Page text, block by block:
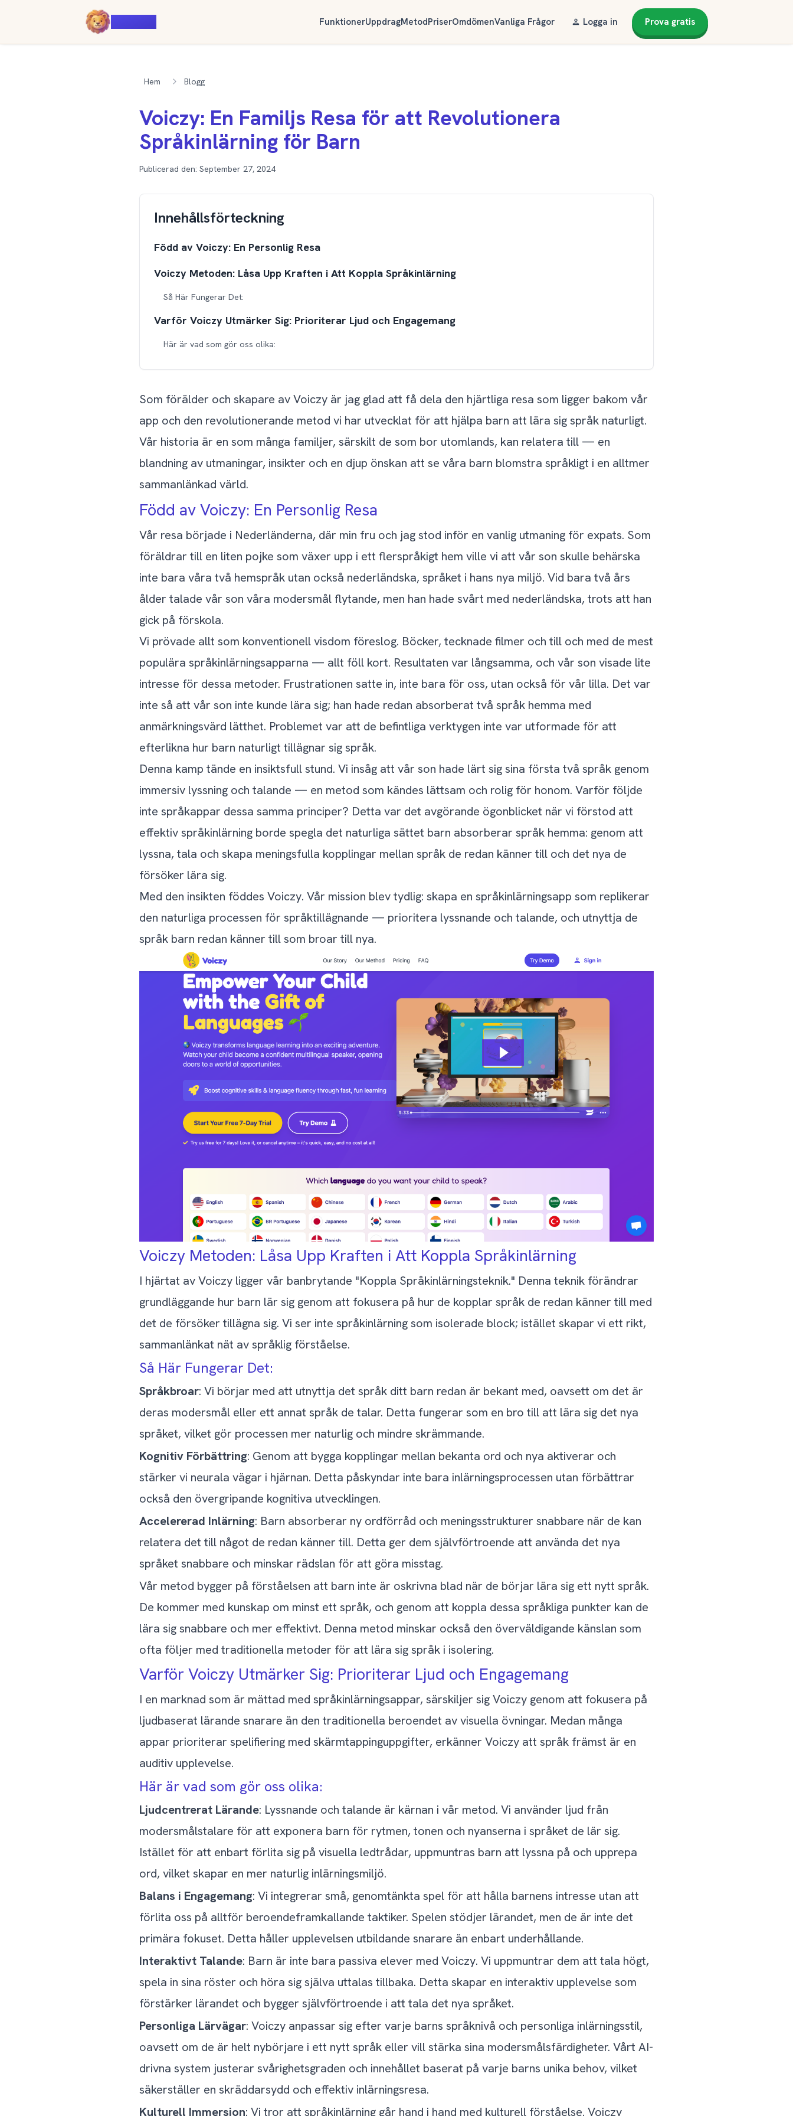
FunktionerUppdragMetodPriserOmdömenVanliga Frågor Logga in Prova gratis
Hem Blogg
Voiczy: En Familjs Resa för att Revolutionera
Språkinlärning för Barn
Publicerad den: September 27, 2024
Innehållsförteckning
Född av Voiczy: En Personlig Resa
Voiczy Metoden: Låsa Upp Kraften i Att Koppla Språkinlärning
Så Här Fungerar Det:
Varför Voiczy Utmärker Sig: Prioriterar Ljud och Engagemang
Här är vad som gör oss olika:
Vetenskapen Bakom Korta, Fokuserade Sessioner
En Familjeägd, Passiondriven Premiumprodukt
Kontinuerlig Innovation: En Produkt som Växer med Ditt Barn
Voiczy för Alla Åldrar
Varför Gå Med i Voiczy-familjen?
Som förälder och skapare av Voiczy är jag glad att få dela den hjärtliga resa som ligger bakom vår
app och den revolutionerande metod vi har utvecklat för att hjälpa barn att lära sig språk naturligt.
Vår historia är en som många familjer, särskilt de som bor utomlands, kan relatera till — en
blandning av utmaningar, insikter och en djup önskan att se våra barn blomstra språkligt i en alltmer
sammanlänkad värld.
Född av Voiczy: En Personlig Resa
Vår resa började i Nederländerna, där min fru och jag stod inför en vanlig utmaning för expats. Som
föräldrar till en liten pojke som växer upp i ett flerspråkigt hem ville vi att vår son skulle behärska
inte bara våra två hemspråk utan också nederländska, språket i hans nya miljö. Vid bara två års
ålder talade vår son våra modersmål flytande, men han hade svårt med nederländska, trots att han
gick på förskola.
Vi prövade allt som konventionell visdom föreslog. Böcker, tecknade filmer och till och med de mest
populära språkinlärningsapparna — allt föll kort. Resultaten var långsamma, och vår son visade lite
intresse för dessa metoder. Frustrationen satte in, inte bara för oss, utan också för vår lilla. Det var
inte så att vår son inte kunde lära sig; han hade redan absorberat två språk hemma med
anmärkningsvärd lätthet. Problemet var att de befintliga verktygen inte var utformade för att
efterlikna hur barn naturligt tillägnar sig språk.
Denna kamp tände en insiktsfull stund. Vi insåg att vår son hade lärt sig sina första två språk genom
immersiv lyssning och talande — en metod som kändes lättsam och rolig för honom. Varför följde
inte språkappar dessa samma principer? Detta var det avgörande ögonblicket när vi förstod att
effektiv språkinlärning borde spegla det naturliga sättet barn absorberar språk hemma: genom att
lyssna, tala och skapa meningsfulla kopplingar mellan språk de redan känner till och det nya de
försöker lära sig.
Med den insikten föddes Voiczy. Vår mission blev tydlig: skapa en språkinlärningsapp som replikerar
den naturliga processen för språktillägnande — prioritera lyssnande och talande, och utnyttja de
språk barn redan känner till som broar till nya.
Voiczy Metoden: Låsa Upp Kraften i Att Koppla Språkinlärning
I hjärtat av Voiczy ligger vår banbrytande "Koppla Språkinlärningsteknik." Denna teknik förändrar
grundläggande hur barn lär sig genom att fokusera på hur de kopplar språk de redan känner till med
det de försöker tillägna sig. Vi ser inte språkinlärning som isolerade block; istället skapar vi ett rikt,
sammanlänkat nät av språklig förståelse.
Så Här Fungerar Det:
Språkbroar: Vi börjar med att utnyttja det språk ditt barn redan är bekant med, oavsett om det är
deras modersmål eller ett annat språk de talar. Detta fungerar som en bro till att lära sig det nya
språket, vilket gör processen mer naturlig och mindre skrämmande.
Kognitiv Förbättring: Genom att bygga kopplingar mellan bekanta ord och nya aktiverar och
stärker vi neurala vägar i hjärnan. Detta påskyndar inte bara inlärningsprocessen utan förbättrar
också den övergripande kognitiva utvecklingen.
Accelererad Inlärning: Barn absorberar ny ordförråd och meningsstrukturer snabbare när de kan
relatera det till något de redan känner till. Detta ger dem självförtroende att använda det nya
språket snabbare och minskar rädslan för att göra misstag.
Vår metod bygger på förståelsen att barn inte är oskrivna blad när de börjar lära sig ett nytt språk.
De kommer med kunskap om minst ett språk, och genom att koppla dessa språkliga punkter kan de
lära sig snabbare och mer effektivt. Denna metod minskar också den överväldigande känslan som
ofta följer med traditionella metoder för att lära sig språk i isolering.
Varför Voiczy Utmärker Sig: Prioriterar Ljud och Engagemang
I en marknad som är mättad med språkinlärningsappar, särskiljer sig Voiczy genom att fokusera på
ljudbaserat lärande snarare än den traditionella beroendet av visuella övningar. Medan många
appar prioriterar spelifiering med skärmtappinguppgifter, erkänner Voiczy att språk främst är en
auditiv upplevelse.
Här är vad som gör oss olika:
Ljudcentrerat Lärande: Lyssnande och talande är kärnan i vår metod. Vi använder ljud från
modersmålstalare för att exponera barn för rytmen, tonen och nyanserna i språket de lär sig.
Istället för att enbart förlita sig på visuella ledtrådar, uppmuntras barn att lyssna på och upprepa
ord, vilket skapar en mer naturlig inlärningsmiljö.
Balans i Engagemang: Vi integrerar små, genomtänkta spel för att hålla barnens intresse utan att
förlita oss på alltför beroendeframkallande taktiker. Spelen stödjer lärandet, men de är inte det
primära fokuset. Detta håller upplevelsen utbildande snarare än enbart underhållande.
Interaktivt Talande: Barn är inte bara passiva elever med Voiczy. Vi uppmuntrar dem att tala högt,
spela in sina röster och höra sig själva uttalas tillbaka. Detta skapar en interaktiv upplevelse som
förstärker lärandet och bygger självförtroende i att tala det nya språket.
Personliga Lärvägar: Voiczy anpassar sig efter varje barns språknivå och personliga inlärningsstil,
oavsett om de är helt nybörjare i ett nytt språk eller vill stärka sina modersmålsfärdigheter. Vårt AI-
drivna system justerar svårighetsgraden och innehållet baserat på varje barns unika behov, vilket
säkerställer en skräddarsydd och effektiv inlärningsresa.
Kulturell Immersion: Vi tror att språkinlärning går hand i hand med kulturell förståelse. Voiczy